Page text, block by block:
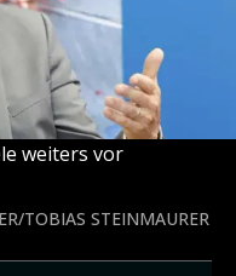
weiters vor
TOBIAS STEINMAURER